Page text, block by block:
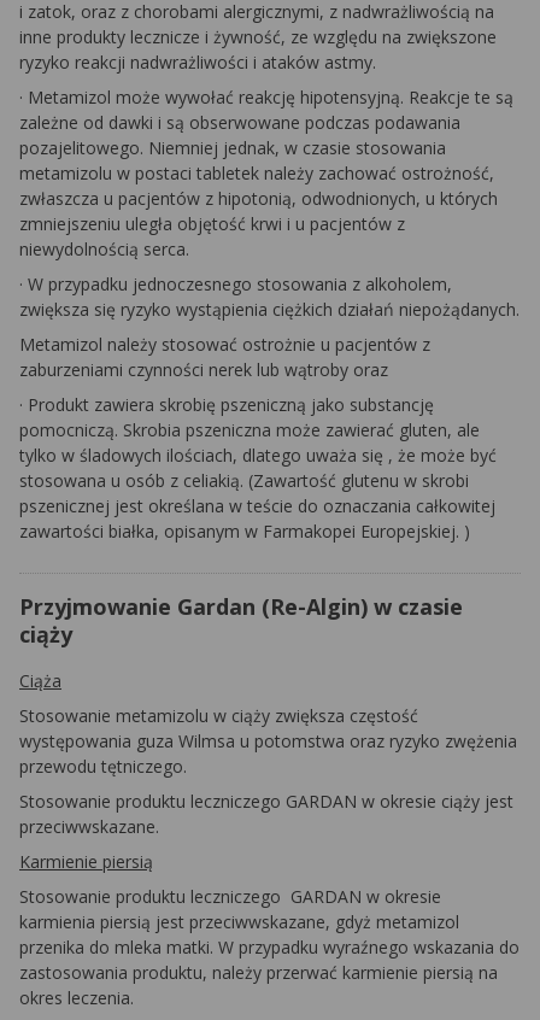
i zatok, oraz z chorobami alergicznymi, z nadwrażliwością na
inne produkty lecznicze i żywność, ze względu na zwiększone
ryzyko reakcji nadwrażliwości i ataków astmy.
· Metamizol może wywołać reakcję hipotensyjną. Reakcje te są
zależne od dawki i są obserwowane podczas podawania
pozajelitowego. Niemniej jednak, w czasie stosowania
metamizolu w postaci tabletek należy zachować ostrożność,
zwłaszcza u pacjentów z hipotonią, odwodnionych, u których
zmniejszeniu uległa objętość krwi i u pacjentów z
niewydolnością serca.
· W przypadku jednoczesnego stosowania z alkoholem,
zwiększa się ryzyko wystąpienia ciężkich działań niepożądanych.
Metamizol należy stosować ostrożnie u pacjentów z
zaburzeniami czynności nerek lub wątroby oraz
· Produkt zawiera skrobię pszeniczną jako substancję
pomocniczą. Skrobia pszeniczna może zawierać gluten, ale
tylko w śladowych ilościach, dlatego uważa się , że może być
stosowana u osób z celiakią. (Zawartość glutenu w skrobi
pszenicznej jest określana w teście do oznaczania całkowitej
zawartości białka, opisanym w Farmakopei Europejskiej. )
Przyjmowanie Gardan (Re-Algin) w czasie
ciąży
Ciąża
Stosowanie metamizolu w ciąży zwiększa częstość
występowania guza Wilmsa u potomstwa oraz ryzyko zwężenia
przewodu tętniczego.
Stosowanie produktu leczniczego GARDAN w okresie ciąży jest
przeciwwskazane.
Karmienie piersią
Stosowanie produktu leczniczego GARDAN w okresie
karmienia piersią jest przeciwwskazane, gdyż metamizol
przenika do mleka matki. W przypadku wyraźnego wskazania do
zastosowania produktu, należy przerwać karmienie piersią na
okres leczenia.